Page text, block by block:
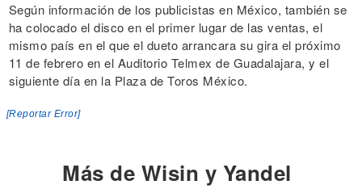
Según información de los publicistas en México, también se
ha colocado el disco en el primer lugar de las ventas, el
mismo país en el que el dueto arrancara su gira el próximo
11 de febrero en el Auditorio Telmex de Guadalajara, y el
siguiente día en la Plaza de Toros México.
[Reportar Error]
Más de Wisin y Yandel